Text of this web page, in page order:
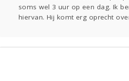
soms wel 3 uur op een dag. Ik
hiervan. Hij komt erg oprecht